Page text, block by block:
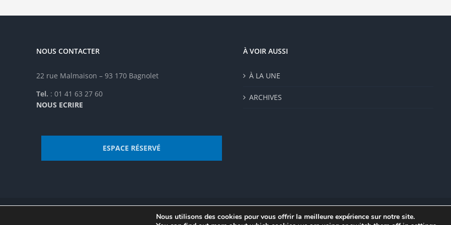
NOUS CONTACTER
22 rue Malmaison – 93 170 Bagnolet
Tel. : 01 41 63 27 60
NOUS ECRIRE
ESPACE RÉSERVÉ
À VOIR AUSSI
À LA UNE
ARCHIVES
© Institut de recherche de la FSU 2023 | ParFSU|Plan du site|Mentions légales |Politique de confidentialité|CGV
Nous utilisons des cookies pour vous offrir la meilleure expérience sur notre site.